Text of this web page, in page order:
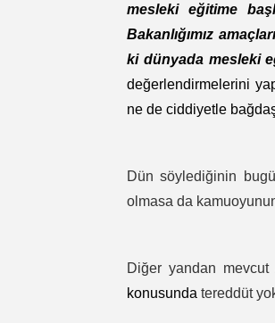
mesleki eğitime
Bakanlığımız
ki dünyada mesleki
değerlendirmelerini
ne de ciddiyetle
Dün söylediğinin
olmasa da
Diğer yandan
konusunda tereddüt